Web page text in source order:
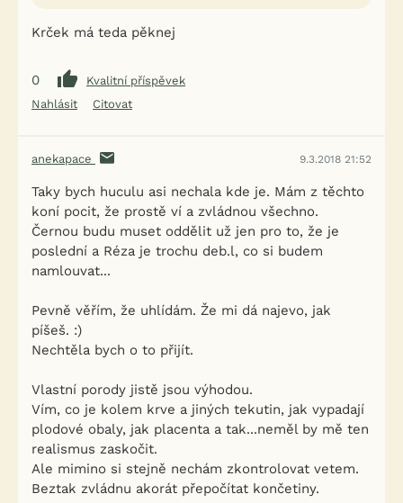
Krček má teda pěknej
0
Kvalitní příspěvek
Nahlásit
Citovat
anekapace 9.3.2018 21:52
Taky bych huculu asi nechala kde je. Mám z těchto
koní pocit, že prostě ví a zvládnou všechno.
Černou budu muset oddělit už jen pro to, že je
poslední a Réza je trochu deb.l, co si budem
namlouvat...
Pevně věřím, že uhlídám. Že mi dá najevo, jak
píšeš. :)
Nechtěla bych o to přijít.
Vlastní porody jistě jsou výhodou.
Vím, co je kolem krve a jiných tekutin, jak vypadají
plodové obaly, jak placenta a tak...neměl by mě ten
realismus zaskočit.
Ale mimino si stejně nechám zkontrolovat vetem.
Beztak zvládnu akorát přepočítat končetiny.